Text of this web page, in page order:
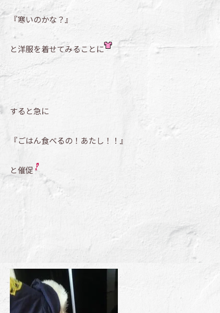
『寒いのかな？』
と洋服を着せてみることに
すると急に
『ごはん食べるの！あたし！！』
と催促